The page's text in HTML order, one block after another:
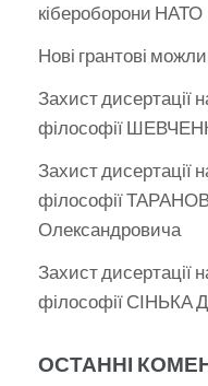
кібероборони НАТО
Нові грантові
Захист дисертації
філософії
Захист дисертації
філософії
Олександровича
Захист дисертації
філософії СІНЬКА
ОСТАННІ